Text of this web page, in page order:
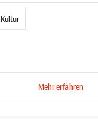
Kultur
Mehr erfahren